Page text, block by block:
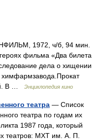
1972, ч/б, 94 мин.
фильма «Два билета
дела о хищении
химфармзавода.Прокат
В …
Энциклопедия кино
театра — Список
театра по годам их
1987 года, который
театров: МXT им. А. П.